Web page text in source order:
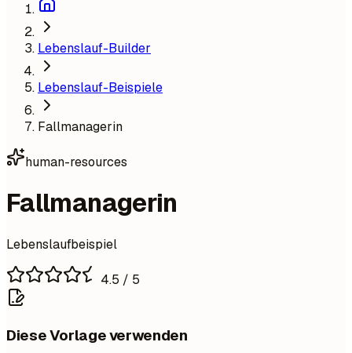
Lebenslauf-Builder
Lebenslauf-Beispiele
Fallmanagerin
human-resources
Fallmanagerin
Lebenslaufbeispiel
4.5 / 5
Diese Vorlage verwenden